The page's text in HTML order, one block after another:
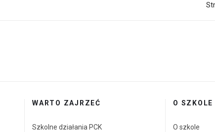
WARTO ZAJRZEĆ
Szkolne działania PCK
O SZKOLE
O szkole